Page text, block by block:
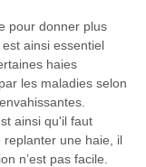
pour donner plus
ainsi essentiel
haies
les maladies selon
ainsi qu'il faut
replanter une haie, il
n’est pas facile.